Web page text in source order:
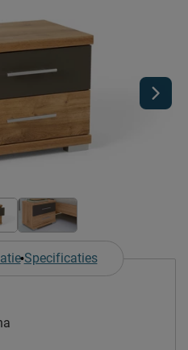
Specificaties